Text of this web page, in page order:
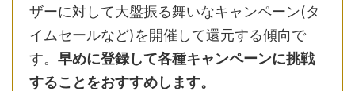
ザーに対して大盤振る舞いなキャンペーン(タ
イムセールなど)を開催して還元する傾向で
す。 早めに登録して各種キャンペーンに挑戦
することをおすすめします。